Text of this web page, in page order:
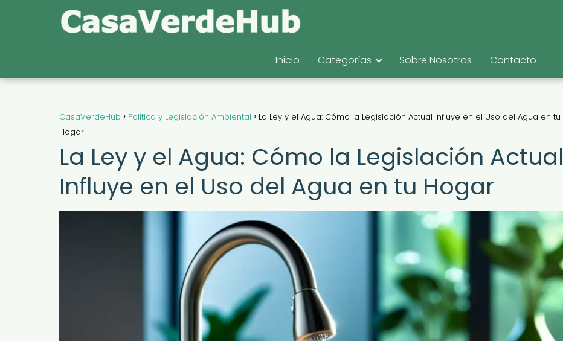
Inicio Categorías Sobre Nosotros Contacto
CasaVerdeHub Política y Legislación Ambiental
La Ley y el Agua: Cómo la Legislación Actual Influye en el Uso del Agua en tu
Hogar
La Ley y el Agua: Cómo la Legislación Actual
Influye en el Uso del Agua en tu Hogar